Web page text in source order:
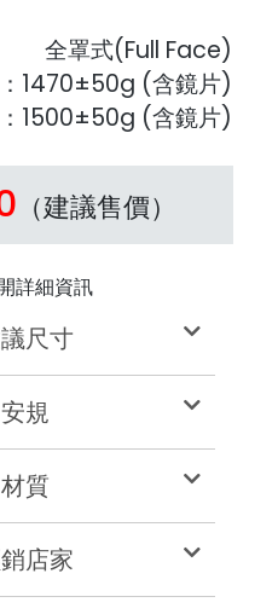
全罩式(Full Face)
1470±50g (含鏡片)
1500±50g (含鏡片)
（建議售價）
詳細資訊
尺寸
安規
材質
店家